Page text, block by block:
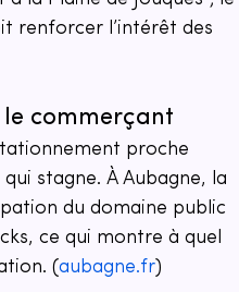
renforcer l’intérêt des
le commerçant
proche
stagne. À Aubagne, la
du domaine public
ce qui montre à quel
(aubagne.fr)